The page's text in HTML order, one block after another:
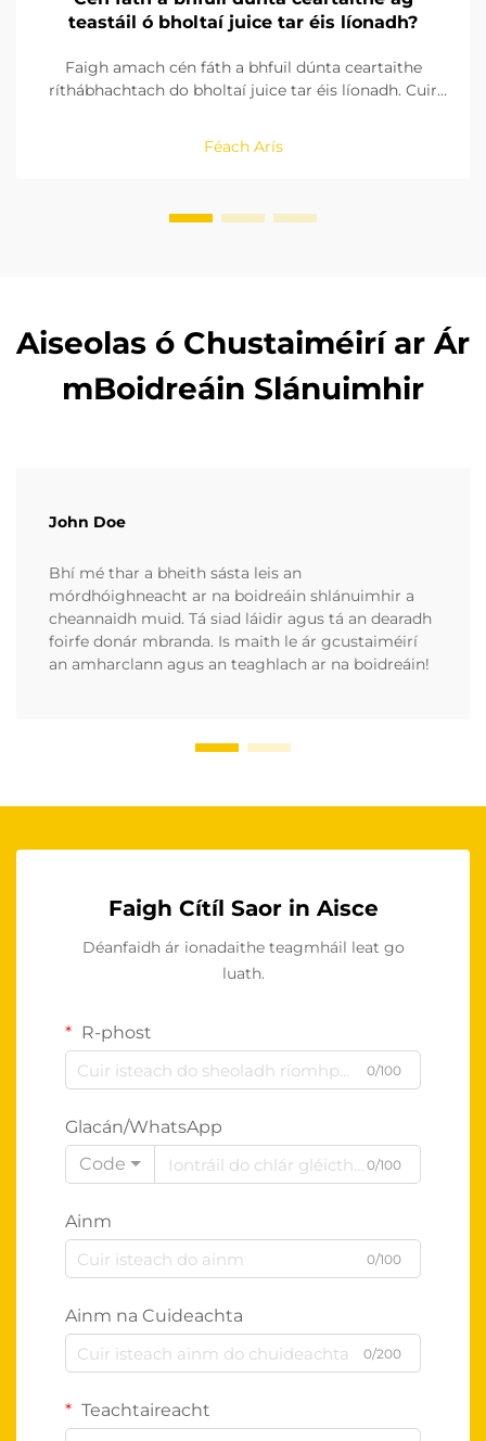
teastáil ó bholtaí juice tar éis líonadh?
Faigh amach cén fáth a bhfuil dúnta ceartaithe
ríthábhachtach do bholtaí juice tar éis líonadh. Cuir
cinntigh sláinte an táirge le réitigh dhúntais
oiriúnacha. Foghlaim níos mó anois.
Féach Arís
Aiseolas ó Chustaiméirí ar Ár
mBoidreáin Slánuimhir
John Doe
Bhí mé thar a bheith sásta leis an
mórdhóighneacht ar na boidreáin shlánuimhir a
cheannaidh muid. Tá siad láidir agus tá an dearadh
foirfe donár mbranda. Is maith le ár gcustaiméirí
an amharclann agus an teaghlach ar na boidreáin!
Faigh Cítíl Saor in Aisce
Déanfaidh ár ionadaithe teagmháil leat go
luath.
R-phost
0/100
Glacán/WhatsApp
Code
0/100
Ainm
0/100
Ainm na Cuideachta
0/200
Teachtaireacht